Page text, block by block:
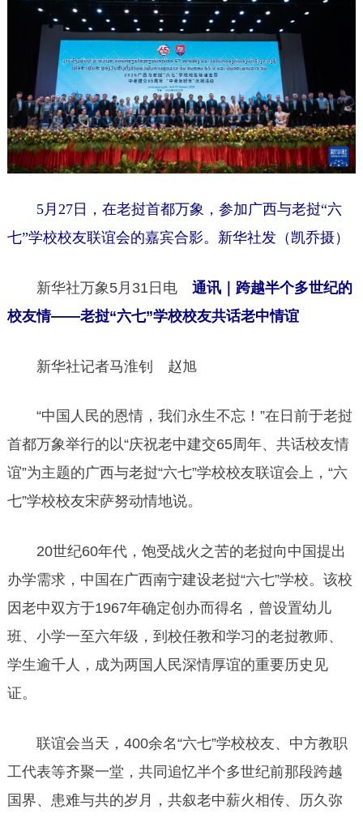
5月27日，在老挝首都万象，参加广西与老挝“六
七”学校校友联谊会的嘉宾合影。新华社发（凯乔摄）
新华社万象5月31日电 通讯｜跨越半个多世纪的
校友情——老挝“六七”学校校友共话老中情谊
新华社记者马淮钊 赵旭
“中国人民的恩情，我们永生不忘！”在日前于老挝
首都万象举行的以“庆祝老中建交65周年、共话校友情
谊”为主题的广西与老挝“六七”学校校友联谊会上，“六
七”学校校友宋萨努动情地说。
20世纪60年代，饱受战火之苦的老挝向中国提出
办学需求，中国在广西南宁建设老挝“六七”学校。该校
因老中双方于1967年确定创办而得名，曾设置幼儿
班、小学一至六年级，到校任教和学习的老挝教师、
学生逾千人，成为两国人民深情厚谊的重要历史见
证。
联谊会当天，400余名“六七”学校校友、中方教职
工代表等齐聚一堂，共同追忆半个多世纪前那段跨越
国界、患难与共的岁月，共叙老中薪火相传、历久弥